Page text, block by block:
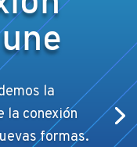
la
la conexión
formas.